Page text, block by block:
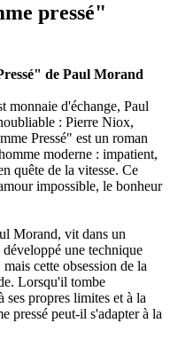
pressé"
de Paul Morand
monnaie d'échange, Paul
: Pierre Niox,
Pressé" est un roman
moderne : impatient,
quête de la vitesse. Ce
impossible, le bonheur
Morand, vit dans un
une technique
cette obsession de la
Lorsqu'il tombe
propres limites et à la
pressé peut-il s'adapter à la